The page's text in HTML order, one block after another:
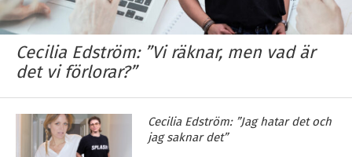
Cecilia Edström: ”Vi räknar, men vad är
det vi förlorar?”
Cecilia Edström: ”Jag hatar det och
jag saknar det”